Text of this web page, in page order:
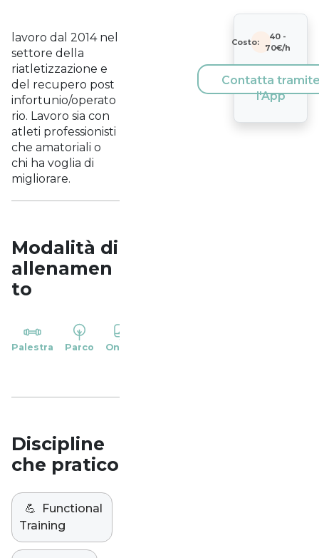
lavoro dal 2014 nel
settore della
riatletizzazione e
del recupero post
infortunio/operato
rio. Lavoro sia con
atleti professionisti
che amatoriali o
chi ha voglia di
migliorare.
Modalità di
allenamen
to
Palestra Parco Online
Discipline
che pratico
💪
Functional
Training
Costo:
40 -
70€/h
Contatta
l'App